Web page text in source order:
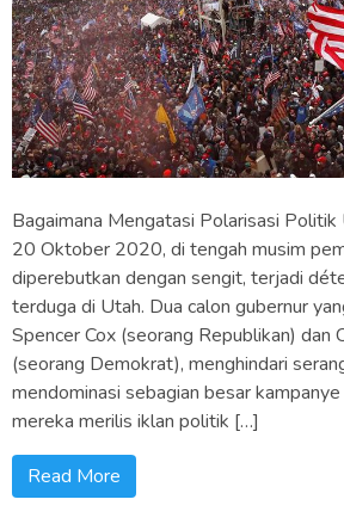
Bagaimana Mengatasi Polarisasi
20 Oktober 2020, di tengah musim
diperebutkan dengan sengit, terjadi
terduga di Utah. Dua calon gubernur
Spencer Cox (seorang Republikan) dan
(seorang Demokrat), menghindari
mendominasi sebagian besar
mereka merilis iklan politik […]
Read More